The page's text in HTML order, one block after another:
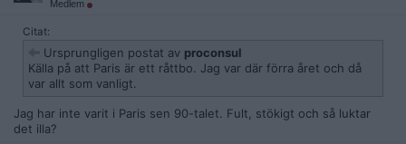
Medlem
Citat:
Ursprungligen postat av proconsul
Källa på att Paris är ett råttbo. Jag var där förra året och då
var allt som vanligt.
Jag har inte varit i Paris sen 90-talet. Fult, stökigt och så luktar
det illa?